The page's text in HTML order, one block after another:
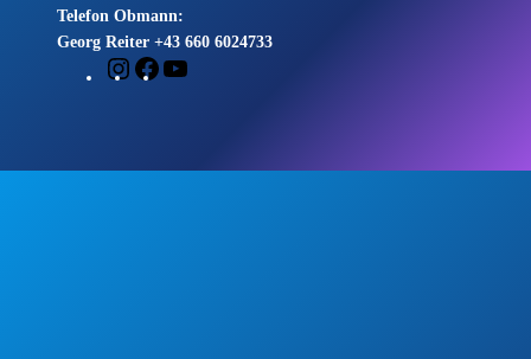
Telefon Obmann:
Georg Reiter +43 660 6024733
Instagram
Facebook